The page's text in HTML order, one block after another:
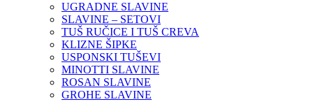
UGRADNE SLAVINE
SLAVINE – SETOVI
TUŠ RUČICE I TUŠ CREVA
KLIZNE ŠIPKE
USPONSKI TUŠEVI
MINOTTI SLAVINE
ROSAN SLAVINE
GROHE SLAVINE